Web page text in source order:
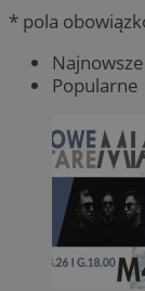
* pola
Najnowsze
Popularne